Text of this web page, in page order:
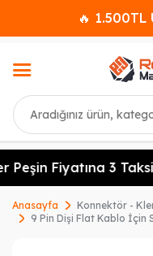
🔥
Ara
Peşin Fiyatına 3
Anasayfa Konnektör -
9 Pin Dişi Flat Kablo İçin